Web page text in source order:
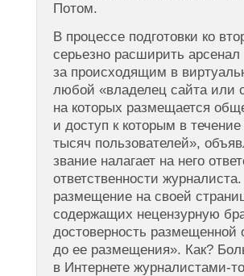
Потом.
В процессе подготовки ко
серьезно расширить арсенал
за происходящим в
любой «владелец сайта или
на которых размещается
и доступ к которым в
тысяч пользователей»,
звание налагает на него
ответственности
размещение на своей
содержащих нецензурную
достоверность
до ее размещения». Как?
в Интернете журналистами-